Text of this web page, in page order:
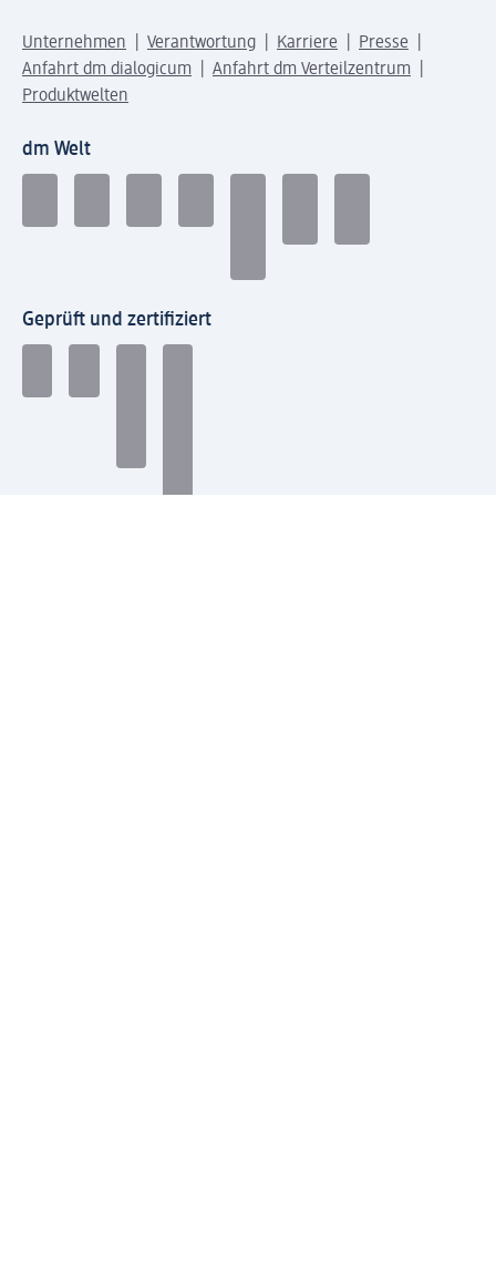
Unternehmen Verantwortung Karriere
Presse
Anfahrt dm dialogicum
Anfahrt dm Verteilzentrum
Produktwelten
dm Welt
Geprüft und zertifiziert